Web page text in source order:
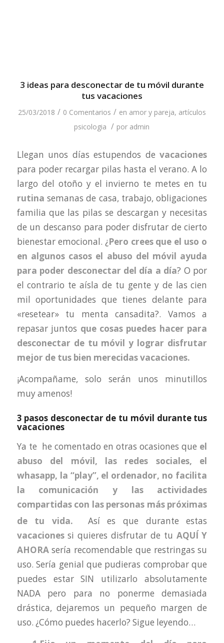
3 ideas para desconectar de tu móvil durante
tus vacaciones
25/03/2018 / 0 Comentarios / en amor y pareja, artículos
psicologia / por admin
Llegan unos días estupendos devacaciones
para poder recargar pilas hasta el verano. A lo
largo del otoño y el invierno te metes en tu
rutina semanas de casa, trabajo, obligaciones
familia que las pilas se descargan y necesitas
de un descanso para poder disfrutar de cierto
bienestar emocional. ¿Pero crees que el uso o
en algunos casos el abuso del móvil ayuda
para poder desconectar del día a día? O por
el contrario te aísla de tu gente y de las cien
mil oportunidades que tienes delante para
«resetear» tu menta cansadita?. Vamos a
repasar juntos que cosas puedes hacer para
desconectar de tu móvil y lograr disfrutar
mejor de tus bien merecidas vacaciones.
¡Acompañame, solo serán unos minutillos
muy amenos!
3 pasos desconectar de tu móvil durante tus
vacaciones
Ya te he comentado en otras ocasiones que el
abuso del móvil, las redes sociales, el
whasapp, la “play”, el ordenador, no facilita
la comunicación y las actividades
compartidas con las personas más próximas
de tu vida.
Así es que durante estas
vacacionessi quieres disfrutar de tu AQUÍ Y
AHORAsería recomendable que restringas su
uso. Sería genial que pudieras comprobar que
puedes estar SIN utilizarlo absolutamente
NADA pero para no ponerme demasiada
drástica, dejaremos un pequeño margen de
uso. ¿Cómo puedes hacerlo? Sigue leyendo…